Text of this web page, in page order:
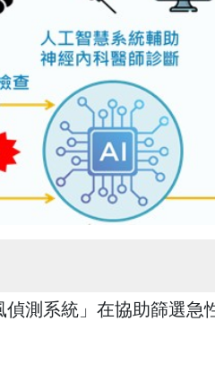
測系統」在協助篩選急